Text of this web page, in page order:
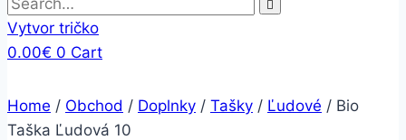
Vytvor tričko
0.00€ 0 Cart
Home / Obchod / Doplnky / Tašky / Ľudové / Bio
Taška Ľudová 10